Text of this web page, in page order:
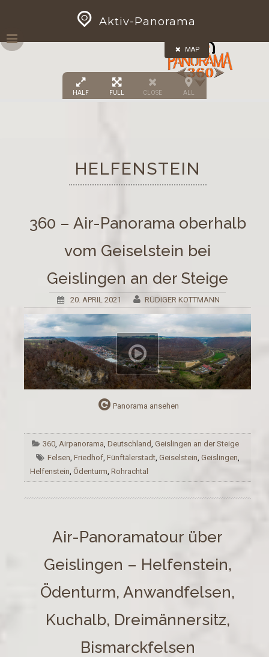
content
Aktiv-Panorama
MAP
HALF FULL CLOSE ALL
HELFENSTEIN
360 – Air-Panorama oberhalb
vom Geiselstein bei
Geislingen an der Steige
20. APRIL 2021 RÜDIGER KOTTMANN
Panorama ansehen
360 Airpanorama ,Deutschland ,Geislingen an der Steige
Felsen Friedhof, Fünftälerstadt, Geiselstein Geislingen
Helfenstein Ödenturm Rohrachtal
Air-Panoramatour über
Geislingen – Helfenstein,
Ödenturm, Anwandfelsen,
Kuchalb, Dreimännersitz,
Bismarckfelsen